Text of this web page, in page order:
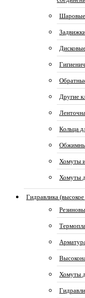
Другие
Кольца
Хомуты
Хомуты
Гидравлика
Хомуты